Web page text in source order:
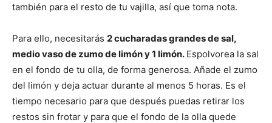
también para el resto de tu vajilla, así que toma nota.
Para ello, necesitarás 2 cucharadas grandes de sal,
medio vaso de zumo de limón y 1 limón. Espolvorea la sal
en el fondo de tu olla, de forma generosa. Añade el zumo
del limón y deja actuar durante al menos 5 horas. Es el
tiempo necesario para que después puedas retirar los
restos sin frotar y para que el fondo de la olla quede